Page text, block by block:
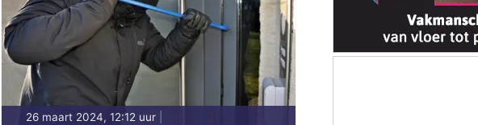
26 maart 2024, 12:12 uur|